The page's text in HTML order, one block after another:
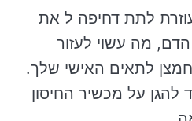
לתת דחיפה ל את
מה עשוי לעזור
לתאים האישי שלך.
להגן על מכשיר החיסון